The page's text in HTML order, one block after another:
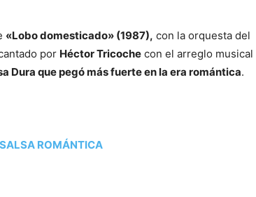
«Lobo domesticado» (1987), con la orquesta del
por Héctor Tricoche con el arreglo musical
Dura que pegó más fuerte en la era romántica.
ROMÁNTICA